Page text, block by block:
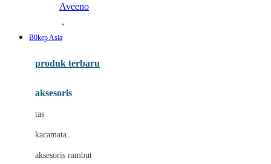
Aveeno
Awan
Baabaasheepz
Baby Dove
Baby Jogger
B0kep Asia
produk terbaru
aksesoris
tas
kacamata
aksesoris rambut